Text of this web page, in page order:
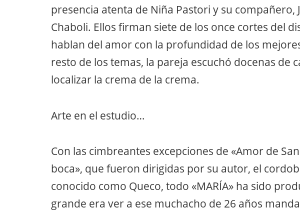
presencia atenta de Niña Pastori y su compañero,
Chaboli. Ellos firman siete de los once cortes del
hablan del amor con la profundidad de los
resto de los temas, la pareja escuchó docenas de
localizar la crema de la crema.
Arte en el estudio…
Con las cimbreantes excepciones de «Amor de
boca», que fueron dirigidas por su autor, el
conocido como Queco, todo «MARÍA» ha sido
grande era ver a ese muchacho de 26 años